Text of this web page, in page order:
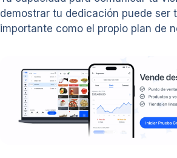
demostrar tu dedicación puede ser
importante como el propio plan de